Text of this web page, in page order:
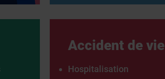
Accident de vie
Hospitalisation